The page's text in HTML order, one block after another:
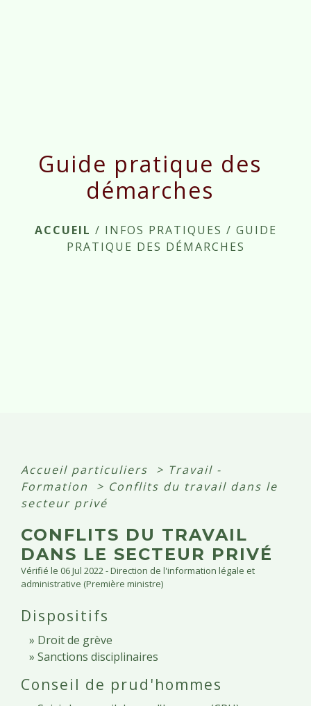
Guide pratique des
démarches
ACCUEIL / INFOS PRATIQUES / GUIDE
PRATIQUE DES DÉMARCHES
Accueil particuliers > Travail -
Formation
> Conflits du travail dans le
secteur privé
CONFLITS DU TRAVAIL
DANS LE SECTEUR PRIVÉ
Vérifié le 06 Jul 2022 - Direction de l'information légale et
administrative (Première ministre)
Dispositifs
Droit de grève
Sanctions disciplinaires
Conseil de prud'hommes